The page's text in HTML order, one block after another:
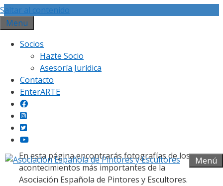
Saltar al contenido
Menu
Socios
Hazte Socio
Asesoría Jurídica
Contacto
EnterARTE
Menú
Galería fotográfica
En esta página encontrarás fotografías de los
acontecimientos más importantes de la
Asociación Española de Pintores y Escultores.